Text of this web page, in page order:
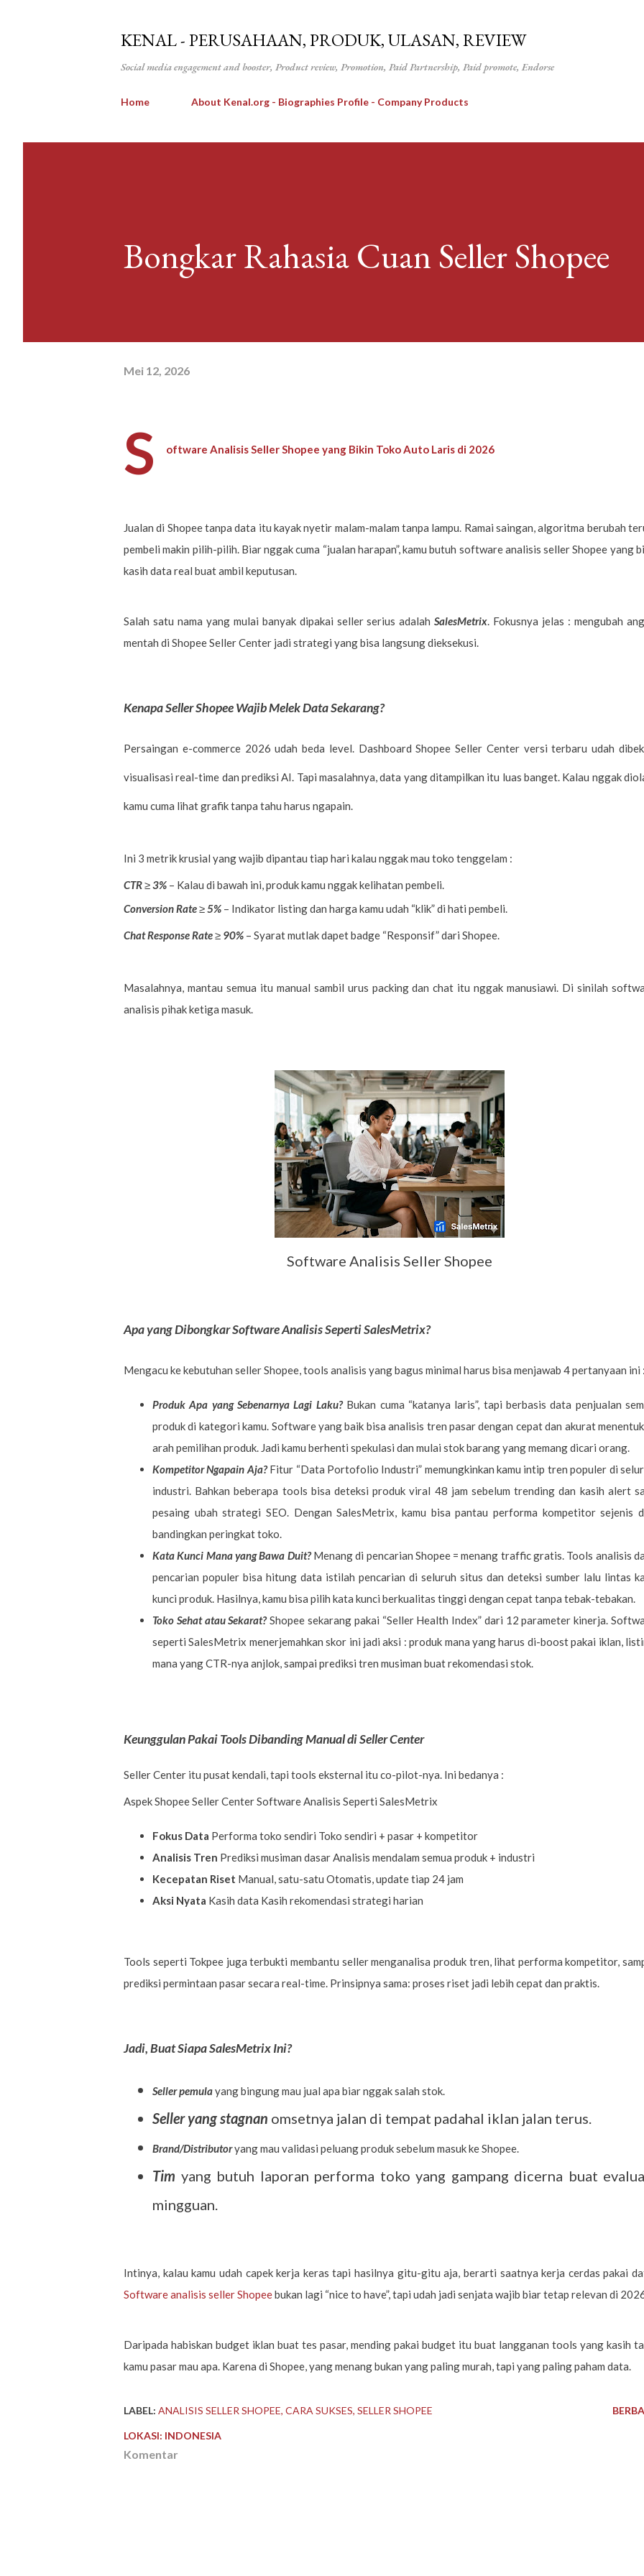
KENAL - PERUSAHAAN, PRODUK, ULASAN, REVIEW
Social media engagement and booster, Product review, Promotion, Paid Partnership, Paid promote, Endorse
Home About Kenal.org - Biographies Profile - Company Products
Bongkar Rahasia Cuan Seller Shopee
Mei 12, 2026
S oftware Analisis Seller Shopee yang Bikin Toko Auto Laris di 2026
Jualan di Shopee tanpa data itu kayak nyetir malam-malam tanpa lampu. Ramai saingan, algoritma berubah
pembeli makin pilih-pilih. Biar nggak cuma “jualan harapan”, kamu butuh software analisis seller Shopee yang
kasih data real buat ambil keputusan.
Salah satu nama yang mulai banyak dipakai seller serius adalahSalesMetrix. Fokusnya jelas : mengubah
mentah di Shopee Seller Center jadi strategi yang bisa langsung dieksekusi.
Kenapa Seller Shopee Wajib Melek Data Sekarang?
Persaingan e-commerce 2026 udah beda level. Dashboard Shopee Seller Center versi terbaru udah
visualisasi real-time dan prediksi AI. Tapi masalahnya, data yang ditampilkan itu luas banget. Kalau nggak
kamu cuma lihat grafik tanpa tahu harus ngapain.
Ini 3 metrik krusial yang wajib dipantau tiap hari kalau nggak mau toko tenggelam :
CTR ≥ 3% – Kalau di bawah ini, produk kamu nggak kelihatan pembeli.
Conversion Rate ≥ 5% – Indikator listing dan harga kamu udah “klik” di hati pembeli.
Chat Response Rate ≥ 90% – Syarat mutlak dapet badge “Responsif” dari Shopee.
Masalahnya, mantau semua itu manual sambil urus packing dan chat itu nggak manusiawi. Di sinilah
analisis pihak ketiga masuk.
Software Analisis Seller Shopee
Apa yang Dibongkar Software Analisis Seperti SalesMetrix?
Mengacu ke kebutuhan seller Shopee, tools analisis yang bagus minimal harus bisa menjawab 4 pertanyaan ini
Produk Apa yang Sebenarnya Lagi Laku? Bukan cuma “katanya laris”, tapi berbasis data penjualan
produk di kategori kamu. Software yang baik bisa analisis tren pasar dengan cepat dan akurat
arah pemilihan produk. Jadi kamu berhenti spekulasi dan mulai stok barang yang memang dicari orang.
Kompetitor Ngapain Aja?Fitur “Data Portofolio Industri” memungkinkan kamu intip tren populer di
industri. Bahkan beberapa tools bisa deteksi produk viral 48 jam sebelum trending dan kasih alert
pesaing ubah strategi SEO. Dengan SalesMetrix, kamu bisa pantau performa kompetitor sejenis
bandingkan peringkat toko.
Kata Kunci Mana yang Bawa Duit?Menang di pencarian Shopee = menang traffic gratis. Tools analisis
pencarian populer bisa hitung data istilah pencarian di seluruh situs dan deteksi sumber lalu lintas
kunci produk. Hasilnya, kamu bisa pilih kata kunci berkualitas tinggi dengan cepat tanpa tebak-tebakan.
Toko Sehat atau Sekarat?Shopee sekarang pakai “Seller Health Index” dari 12 parameter kinerja.
seperti SalesMetrix menerjemahkan skor ini jadi aksi : produk mana yang harus di-boost pakai iklan,
mana yang CTR-nya anjlok, sampai prediksi tren musiman buat rekomendasi stok.
Keunggulan Pakai Tools Dibanding Manual di Seller Center
Seller Center itu pusat kendali, tapi tools eksternal itu co-pilot-nya. Ini bedanya :
Aspek Shopee Seller Center Software Analisis Seperti SalesMetrix
Fokus Data Performa toko sendiri Toko sendiri + pasar + kompetitor
Analisis Tren Prediksi musiman dasar Analisis mendalam semua produk + industri
Kecepatan Riset Manual, satu-satu Otomatis, update tiap 24 jam
Aksi Nyata Kasih data Kasih rekomendasi strategi harian
Tools seperti Tokpee juga terbukti membantu seller menganalisa produk tren, lihat performa kompetitor,
prediksi permintaan pasar secara real-time. Prinsipnya sama: proses riset jadi lebih cepat dan praktis.
Jadi, Buat Siapa SalesMetrix Ini?
Seller pemulayang bingung mau jual apa biar nggak salah stok.
Seller yang stagnan omsetnya jalan di tempat padahal iklan jalan terus.
Brand/Distributoryang mau validasi peluang produk sebelum masuk ke Shopee.
Tim yang butuh laporan performa toko yang gampang dicerna buat
mingguan.
Intinya, kalau kamu udah capek kerja keras tapi hasilnya gitu-gitu aja, berarti saatnya kerja cerdas pakai
Software analisis seller Shopeebukan lagi “nice to have”, tapi udah jadi senjata wajib biar tetap relevan di
Daripada habiskan budget iklan buat tes pasar, mending pakai budget itu buat langganan tools yang kasih
kamu pasar mau apa. Karena di Shopee, yang menang bukan yang paling murah, tapi yang paling paham data.
LABEL: ANALISIS SELLER SHOPEE CARA SUKSES SELLER SHOPEE
LOKASI: INDONESIA
Komentar